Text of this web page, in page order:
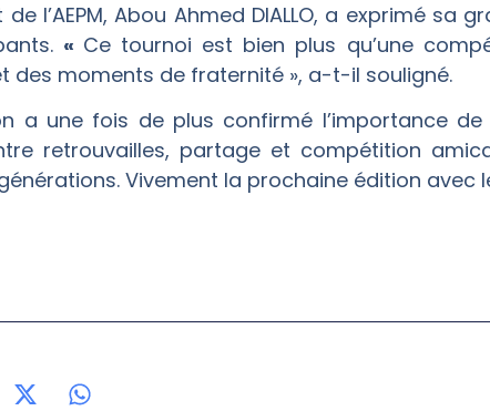
de l’AEPM, Abou Ahmed DIALLO, a exprimé
« Ce tournoi est bien plus qu’une
des moments de fraternité », a-t-il souligné.
a une fois de plus confirmé l’importance
retrouvailles, partage et compétition
Vivement la prochaine édition avec